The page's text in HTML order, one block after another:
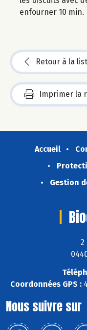
enfourner 10 min.
Retour à la
Imprimer la
Accueil
Gestion
2
Coordonnées GPS :
Nous suivre sur